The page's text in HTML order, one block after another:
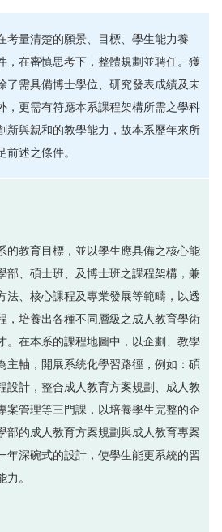
考量清楚的願景、目標、學生能力養
，在審慎思考下，整體規劃並聘任。獲
了需具備博士學位、研究發表成績及未
，更需有符應本系課程架構所需之學科
新與親和的教學能力，故本系歷年來所
述之條件。
的教育目標，並以學生應具備之核心能
部、碩士班、及博士班之課程架構，兼
法、核心課程及專業發展等範疇，以透
，培養出各種不同層級之成人教育學術
。在本系的課程地圖中，以企劃、教學
主軸，開展系統化學習路徑，例如：碩
設計，整合成人教育方案規劃、成人教
案管理等三門課，以培養學生完整的企
部的成人教育方案規劃與成人教育專案
年深碗式的設計，使學生能更系統的習
。